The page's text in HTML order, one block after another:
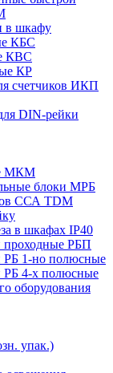
в шкафу
КБС
КВС
КР
счетчиков ИКП
DIN-рейки
МКМ
блоки МРБ
ССА TDM
в шкафах IP40
проходные РБП
РБ 1-но полюсные
РБ 4-х полюсные
оборудования
упак.)